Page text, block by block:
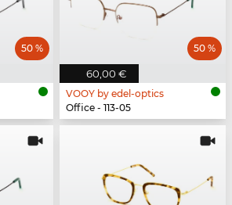
50 %
60,00 €
50 %
VOOY by edel-optics
Office - 113-05